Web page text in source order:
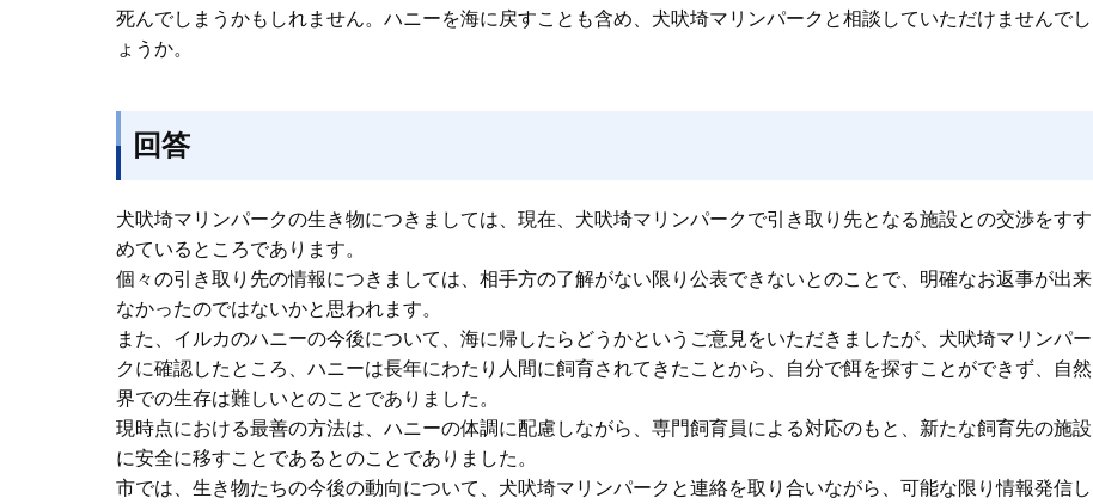
死んでしまうかもしれません。ハニーを海に戻すことも含め、犬吠埼マリンパークと相談していただけませんでし
ょうか。
回答
犬吠埼マリンパークの生き物につきましては、現在、犬吠埼マリンパークで引き取り先となる施設との交渉をすす
めているところであります。
個々の引き取り先の情報につきましては、相手方の了解がない限り公表できないとのことで、明確なお返事が出来
なかったのではないかと思われます。
また、イルカのハニーの今後について、海に帰したらどうかというご意見をいただきましたが、犬吠埼マリンパー
クに確認したところ、ハニーは長年にわたり人間に飼育されてきたことから、自分で餌を探すことができず、自然
界での生存は難しいとのことでありました。
現時点における最善の方法は、ハニーの体調に配慮しながら、専門飼育員による対応のもと、新たな飼育先の施設
に安全に移すことであるとのことでありました。
市では、生き物たちの今後の動向について、犬吠埼マリンパークと連絡を取り合いながら、可能な限り情報発信し